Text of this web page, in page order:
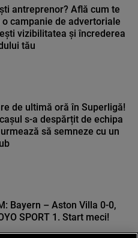
antreprenor? Află cum te
campanie de advertoriale
vizibilitatea și încrederea
tău
de ultimă oră în Superligă!
s-a despărțit de echipa
să semneze cu un
Bayern – Aston Villa 0-0,
SPORT 1. Start meci!